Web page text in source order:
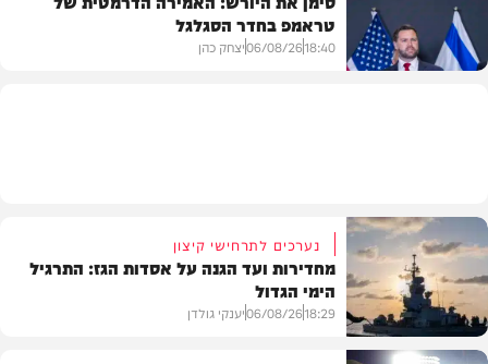
בארץ
טראמפ בחדר הסגלגל
18:40
06/08/26יצחק כהן
נערכים לתרחישי קיצון
מחדירות ועד הגנה על אסדות הגז: התרגיל
הימי הגדול
18:29
06/08/26יענקי גולדן